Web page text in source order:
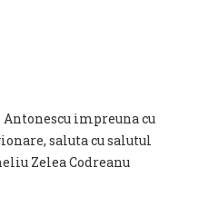
impreuna cu
saluta cu salutul
Zelea Codreanu